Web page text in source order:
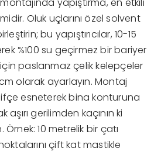
montajında yapıştırma, en etkili
Oluk uçlarını özel solvent
bu yapıştırıcılar, 10-15
%100 su geçirmez bir bariyer
paslanmaz çelik kelepçeler
cm olarak ayarlayın. Montaj
esneterek bina konturuna
gerilimden kaçının ki
10 metrelik bir çatı
çift kat mastikle